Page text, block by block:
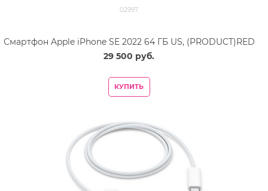
02997
Смартфон Apple iPhone SE 2022 64 ГБ US, (PRODUCT)RED
29 500 руб.
КУПИТЬ